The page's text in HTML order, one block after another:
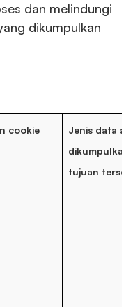
dan melindungi
dikumpulkan
cookie
Jenis data
tujuan